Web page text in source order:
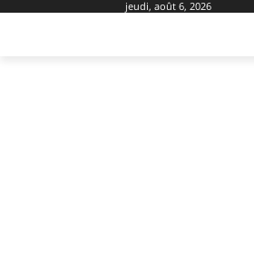
jeudi, août 6, 2026